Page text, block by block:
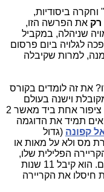
ביסודיות,
רק את הפרשה הזו,
שניהלה, במקביל
לגלויה ביום פרסום
למרות שקיבלה
את זה לומדים בקורס
וישנה בעולם
החקירות הפליליות האומרת בקצרה: "טוב ציפור אחת ביד מאשר 2
תמיד את הדוגמה
קפונה (גדול
מס ולא על מאות או
הפלילית שלו,
שכללה עשרות רציחות ושאר מעשים טובים. הוא קיבל 11 שנות
חיסלו את הקריירה